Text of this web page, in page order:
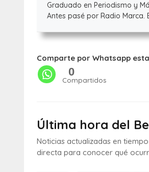
Graduado en Periodismo y
Antes pasé por Radio
Comparte por Whatsapp
0
Compartidos
Última hora del
Noticias actualizadas en
directa para conocer qué